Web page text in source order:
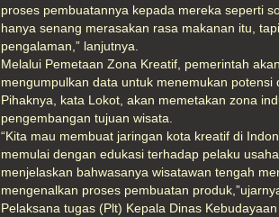
proses pembuatannya kepada mereka seperti
hanya senang merasakan rasa makanan itu,
pengalaman,” lanjutnya.
Melalui Pemetaan Zona Kreatif, pemerintah
mengumpulkan data untuk menemukan potensi
Pihaknya, kata Lokot, akan memetakan zona
pengembangan tujuan wisata.
“Kita mau membuat jaringan kota kreatif di
memulai dengan edukasi terhadap pelaku
menjelaskan bahwasanya wisatawan tengah
mengenalkan proses pembuatan
Pelaksana tugas (Plt) Kepala Dinas